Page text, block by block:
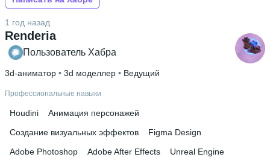
Renderia
1 год назад
Пользователь Хабра
3d-аниматор • 3d моделлер • Ведущий
Профессиональные навыки
Houdini
Анимация персонажей
Создание визуальных эффектов
Figma Design
Adobe Photoshop
Adobe After Effects
Unreal Engine